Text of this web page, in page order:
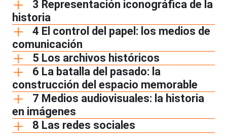
3 Representación iconográfica de la
historia
4 El control del papel: los medios de
comunicación
5 Los archivos históricos
6 La batalla del pasado: la
construcción del espacio memorable
7 Medios audiovisuales: la historia
en imágenes
8 Las redes sociales